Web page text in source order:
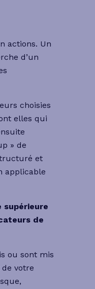
actions. Un
d’un
choisies
elles qui
» de
et
applicable
supérieure
de
ou sont mis
votre